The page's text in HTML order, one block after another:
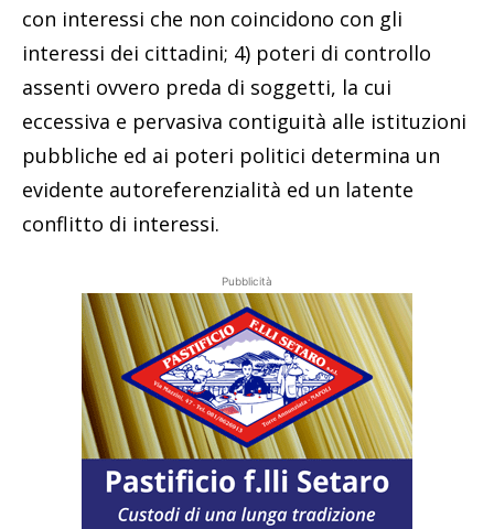
con interessi che non coincidono con gli
interessi dei cittadini; 4) poteri di controllo
assenti ovvero preda di soggetti, la cui
eccessiva e pervasiva contiguità alle istituzioni
pubbliche ed ai poteri politici determina un
evidente autoreferenzialità ed un latente
conflitto di interessi.
Pubblicità